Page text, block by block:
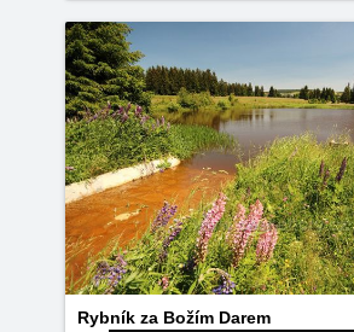
Rybník za Božím Darem